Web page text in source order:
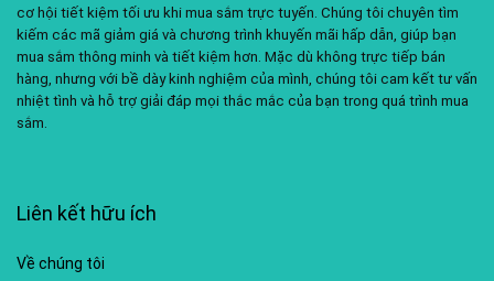
cơ hội tiết kiệm tối ưu khi mua sắm trực tuyến. Chúng tôi chuyên tìm
kiếm các mã giảm giá và chương trình khuyến mãi hấp dẫn, giúp bạn
mua sắm thông minh và tiết kiệm hơn. Mặc dù không trực tiếp bán
hàng, nhưng với bề dày kinh nghiệm của mình, chúng tôi cam kết tư vấn
nhiệt tình và hỗ trợ giải đáp mọi thắc mắc của bạn trong quá trình mua
sắm.
Liên kết hữu ích
Về chúng tôi